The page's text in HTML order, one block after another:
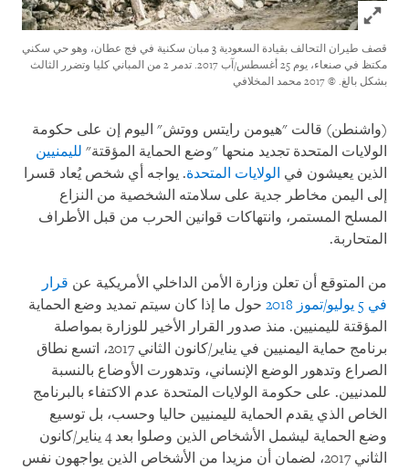
Click to expand Image
قصف طيران التحالف بقيادة السعودية 3 مبان سكنية في فج عطان، وهو حي سكني
مكتظ في صنعاء، يوم 25 أغسطس/آب 2017. تدمر 2 من المباني كليا وتضرر الثالث
بشكل بالغ. © 2017 محمد المخلافي
(واشنطن) قالت "هيومن رايتس ووتش" اليوم إن على حكومة
الولايات المتحدة تجديد منحها "وضع الحماية المؤقتة" لليمنيين
الذين يعيشون في الولايات المتحدة. يواجه أي شخص يُعاد قسرا
إلى اليمن مخاطر جدية على سلامته الشخصية من النزاع
المسلح المستمر، وانتهاكات قوانين الحرب من قبل الأطراف
المتحاربة.
من المتوقع أن تعلن وزارة الأمن الداخلي الأمريكية عن قرار
في 5 يوليو/تموز 2018
حول ما إذا كان سيتم تمديد وضع الحماية
المؤقتة لليمنيين. منذ صدور القرار الأخير للوزارة بمواصلة
برنامج حماية اليمنيين في يناير/كانون الثاني 2017، اتسع نطاق
الصراع وتدهور الوضع الإنساني، وتدهورت الأوضاع بالنسبة
للمدنيين. على حكومة الولايات المتحدة عدم الاكتفاء بالبرنامج
الخاص الذي يقدم الحماية لليمنيين حاليا وحسب، بل توسيع
وضع الحماية ليشمل الأشخاص الذين وصلوا بعد 4 يناير/كانون
الثاني 2017، لضمان أن مزيدا من الأشخاص الذين يواجهون نفس